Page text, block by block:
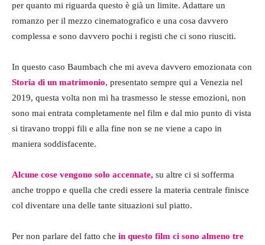
per quanto mi riguarda questo è già un limite. Adattare un
romanzo per il mezzo cinematografico e una cosa davvero
complessa e sono davvero pochi i registi che ci sono riusciti.
In questo caso Baumbach che mi aveva davvero emozionata con
Storia di un matrimonio, presentato sempre qui a Venezia nel
2019, questa volta non mi ha trasmesso le stesse emozioni, non
sono mai entrata completamente nel film e dal mio punto di vista
si tiravano troppi fili e alla fine non se ne viene a capo in
maniera soddisfacente.
Alcune cose vengono solo accennate, su altre ci si sofferma
anche troppo e quella che credi essere la materia centrale finisce
col diventare una delle tante situazioni sul piatto.
Per non parlare del fatto che in questo film ci sono almeno tre